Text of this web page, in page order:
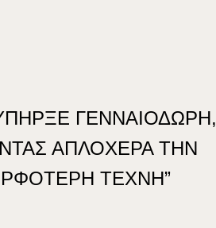
ΓΕΝΝΑΙΟΔΩΡΗ,
ΑΠΛΟΧΕΡΑ ΤΗΝ
ΤΕΧΝΗ”